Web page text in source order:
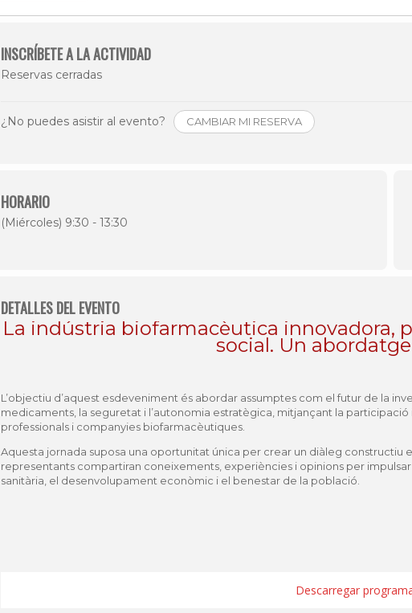
INSCRÍBETE A LA ACTIVIDAD
Reservas cerradas
¿No puedes asistir al evento? CAMBIAR MI RESERVA
HORARIO
(Miércoles) 9:30 - 13:30
DETALLES DEL EVENTO
La indústria biofarmacèutica innovadora,
social. Un
L’objectiu d’aquest esdeveniment és abordar assumptes com el futur de la
medicaments, la seguretat i l’autonomia estratègica, mitjançant la
professionals i companyies biofarmacèutiques.
Aquesta jornada suposa una oportunitat única per crear un diàleg constructiu
representants compartiran coneixements, experiències i opinions per
sanitària, el desenvolupament econòmic i el benestar de la població.
Descarregar